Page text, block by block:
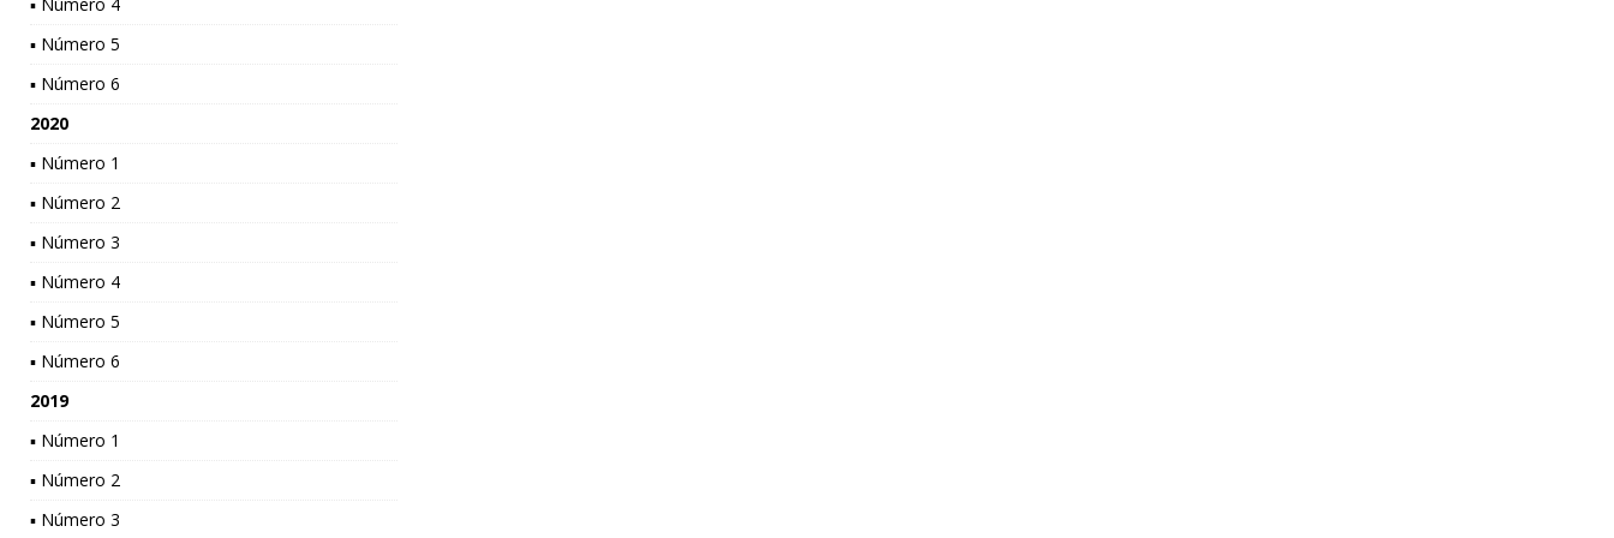
▪ Número 5
▪ Número 6
2020
▪ Número 1
▪ Número 2
▪ Número 3
▪ Número 4
▪ Número 5
▪ Número 6
2019
▪ Número 1
▪ Número 2
▪ Número 3